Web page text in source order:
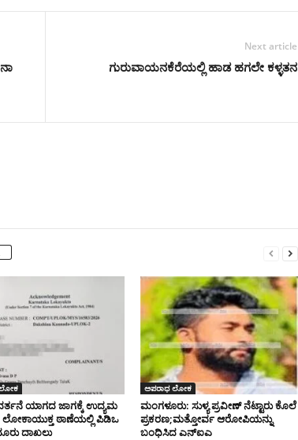
Next article
ಗುರುವಾಯನಕೆರೆಯಲ್ಲಿ ಹಾಡ ಹಗಲೇ ಕಳ್ಳತನ
ಯಾಗದ ಜಾಗಕ್ಕೆ ಉದ್ಯಮ
ಲೋಕಾಯುಕ್ತ ಠಾಣೆಯಲ್ಲಿ ಪಿಡಿಒ
ದಾಖಲು
ಅಪರಾಧ ಲೋಕ
ಮಂಗಳೂರು: ಸುಳ್ಯ ಪ್ರವೀಣ್ ನೆಟ್ಟಾರು ಕೊಲೆ
ಪ್ರಕರಣ;ಮತ್ತೋರ್ವ ಆರೋಪಿಯನ್ನು
ಬಂಧಿಸಿದ ಎನ್ಐಎ